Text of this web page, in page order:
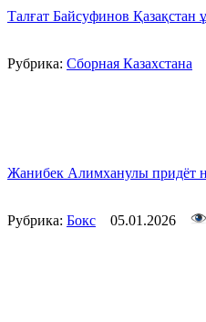
Талғат Байсуфинов Қазақстан
Рубрика: Сборная Казахстана
Жанибек Алимханулы придёт
Рубрика: Бокс 05.01.2026